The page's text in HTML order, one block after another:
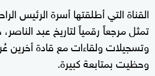
تمثل مرجعاً رقمياً لتاريخ عبد
وتسجيلات ولقاءات مع قادة أخرين
وحظيت بمتابعة كبيرة.